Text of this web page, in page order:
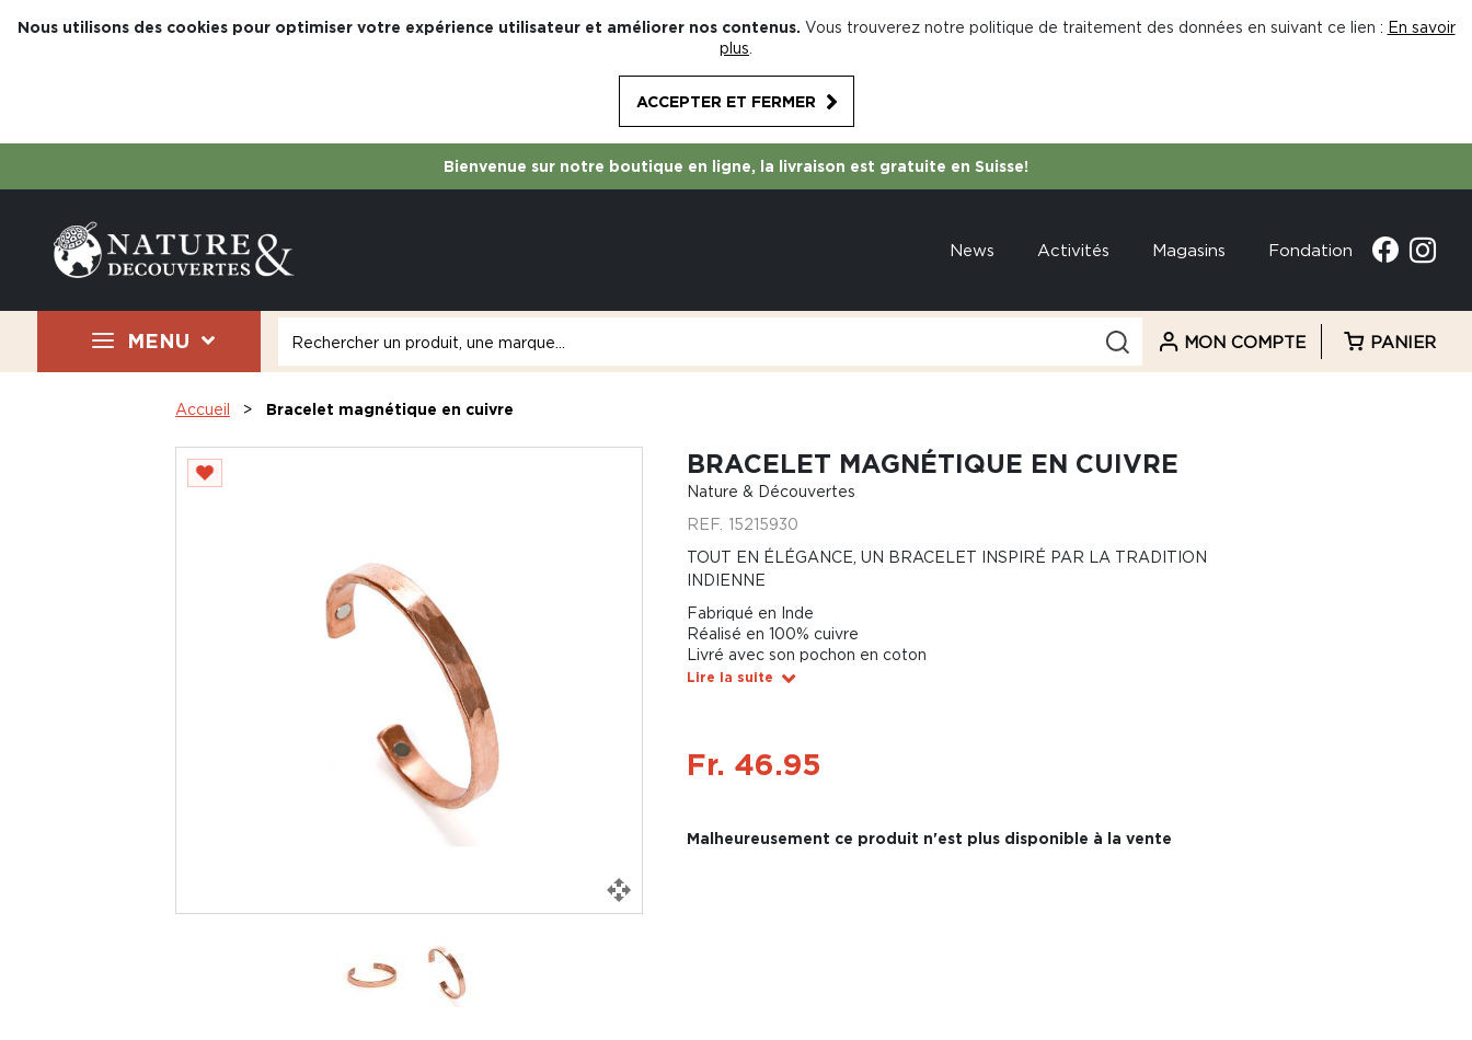
Nous utilisons des cookies pour optimiser votre expérience utilisateur et améliorer nos contenus. Vous trouverez notre politique de traitement des données en suivant ce lien : En savoir
plus
ACCEPTER ET FERMER
Bienvenue sur notre boutique en ligne, la livraison est gratuite en Suisse!
News Activités Magasins Fondation
MENU MON COMPTE PANIER
Accueil Bracelet magnétique en cuivre
BRACELET MAGNÉTIQUE EN CUIVRE
Nature & Découvertes
REF. 15215930
TOUT EN ÉLÉGANCE, UN BRACELET INSPIRÉ PAR LA TRADITION
INDIENNE
Fabriqué en Inde
Réalisé en 100% cuivre
Livré avec son pochon en coton
Lire la suite
Fr. 46.95
Malheureusement ce produit n'est plus disponible à la vente